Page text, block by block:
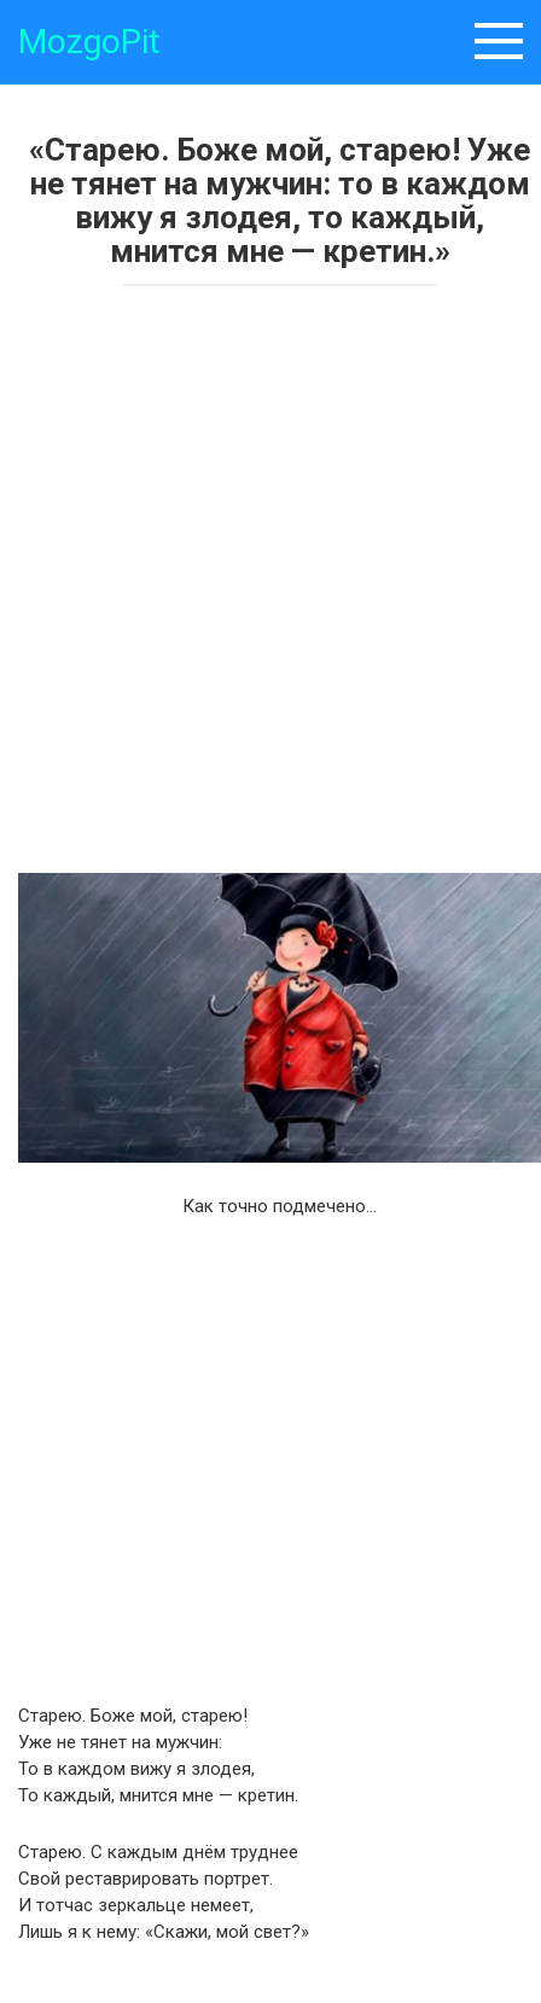
MozgoPit
«Старею. Боже мой, старею! Уже
не тянет на мужчин: то в каждом
вижу я злодея, то каждый,
мнится мне — кретин.»
Как точно подмечено…
Старею. Боже мой, старею!
Уже не тянет на мужчин:
То в каждом вижу я злодея,
То каждый, мнится мне — кретин.
Старею. С каждым днём труднее
Свой реставрировать портрет.
И тотчас зеркальце немеет,
Лишь я к нему: «Скажи, мой свет?»